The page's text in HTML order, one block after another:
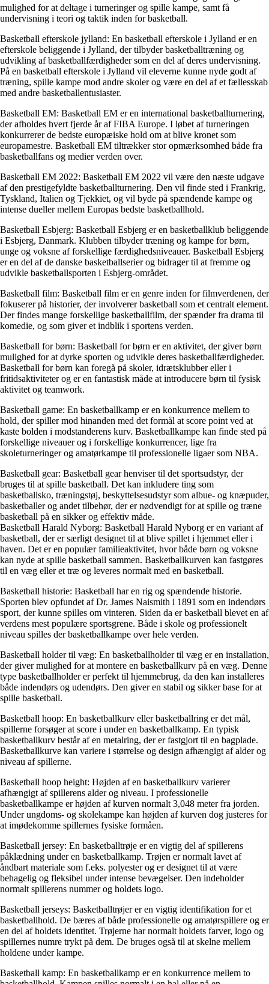
mulighed for at deltage i turneringer og spille kampe, samt få
undervisning i teori og taktik inden for basketball.
Basketball efterskole jylland: En basketball efterskole i Jylland er en
efterskole beliggende i Jylland, der tilbyder basketballtræning og
udvikling af basketballfærdigheder som en del af deres undervisning.
På en basketball efterskole i Jylland vil eleverne kunne nyde godt af
træning, spille kampe mod andre skoler og være en del af et fællesskab
med andre basketballentusiaster.
Basketball EM: Basketball EM er en international basketballturnering,
der afholdes hvert fjerde år af FIBA Europe. I løbet af turneringen
konkurrerer de bedste europæiske hold om at blive kronet som
europamestre. Basketball EM tiltrækker stor opmærksomhed både fra
basketballfans og medier verden over.
Basketball EM 2022: Basketball EM 2022 vil være den næste udgave
af den prestigefyldte basketballturnering. Den vil finde sted i Frankrig,
Tyskland, Italien og Tjekkiet, og vil byde på spændende kampe og
intense dueller mellem Europas bedste basketballhold.
Basketball Esbjerg: Basketball Esbjerg er en basketballklub beliggende
i Esbjerg, Danmark. Klubben tilbyder træning og kampe for børn,
unge og voksne af forskellige færdighedsniveauer. Basketball Esbjerg
er en del af de danske basketballserier og bidrager til at fremme og
udvikle basketballsporten i Esbjerg-området.
Basketball film: Basketball film er en genre inden for filmverdenen, der
fokuserer på historier, der involverer basketball som et centralt element.
Der findes mange forskellige basketballfilm, der spænder fra drama til
komedie, og som giver et indblik i sportens verden.
Basketball for børn: Basketball for børn er en aktivitet, der giver børn
mulighed for at dyrke sporten og udvikle deres basketballfærdigheder.
Basketball for børn kan foregå på skoler, idrætsklubber eller i
fritidsaktiviteter og er en fantastisk måde at introducere børn til fysisk
aktivitet og teamwork.
Basketball game: En basketballkamp er en konkurrence mellem to
hold, der spiller mod hinanden med det formål at score point ved at
kaste bolden i modstanderens kurv. Basketballkampe kan finde sted på
forskellige niveauer og i forskellige konkurrencer, lige fra
skoleturneringer og amatørkampe til professionelle ligaer som NBA.
Basketball gear: Basketball gear henviser til det sportsudstyr, der
bruges til at spille basketball. Det kan inkludere ting som
basketballsko, træningstøj, beskyttelsesudstyr som albue- og knæpuder,
basketballer og andet tilbehør, der er nødvendigt for at spille og træne
basketball på en sikker og effektiv måde.
Basketball Harald Nyborg: Basketball Harald Nyborg er en variant af
basketball, der er særligt designet til at blive spillet i hjemmet eller i
haven. Det er en populær familieaktivitet, hvor både børn og voksne
kan nyde at spille basketball sammen. Basketballkurven kan fastgøres
til en væg eller et træ og leveres normalt med en basketball.
Basketball historie: Basketball har en rig og spændende historie.
Sporten blev opfundet af Dr. James Naismith i 1891 som en indendørs
sport, der kunne spilles om vinteren. Siden da er basketball blevet en af
verdens mest populære sportsgrene. Både i skole og professionelt
niveau spilles der basketballkampe over hele verden.
Basketball holder til væg: En basketballholder til væg er en installation,
der giver mulighed for at montere en basketballkurv på en væg. Denne
type basketballholder er perfekt til hjemmebrug, da den kan installeres
både indendørs og udendørs. Den giver en stabil og sikker base for at
spille basketball.
Basketball hoop: En basketballkurv eller basketballring er det mål,
spillerne forsøger at score i under en basketballkamp. En typisk
basketballkurv består af en metalring, der er fastgjort til en bagplade.
Basketballkurve kan variere i størrelse og design afhængigt af alder og
niveau af spillerne.
Basketball hoop height: Højden af en basketballkurv varierer
afhængigt af spillerens alder og niveau. I professionelle
basketballkampe er højden af kurven normalt 3,048 meter fra jorden.
Under ungdoms- og skolekampe kan højden af kurven dog justeres for
at imødekomme spillernes fysiske formåen.
Basketball jersey: En basketballtrøje er en vigtig del af spillerens
påklædning under en basketballkamp. Trøjen er normalt lavet af
åndbart materiale som f.eks. polyester og er designet til at være
behagelig og fleksibel under intense bevægelser. Den indeholder
normalt spillerens nummer og holdets logo.
Basketball jerseys: Basketballtrøjer er en vigtig identifikation for et
basketballhold. De bæres af både professionelle og amatørspillere og er
en del af holdets identitet. Trøjerne har normalt holdets farver, logo og
spillernes numre trykt på dem. De bruges også til at skelne mellem
holdene under kampe.
Basketball kamp: En basketballkamp er en konkurrence mellem to